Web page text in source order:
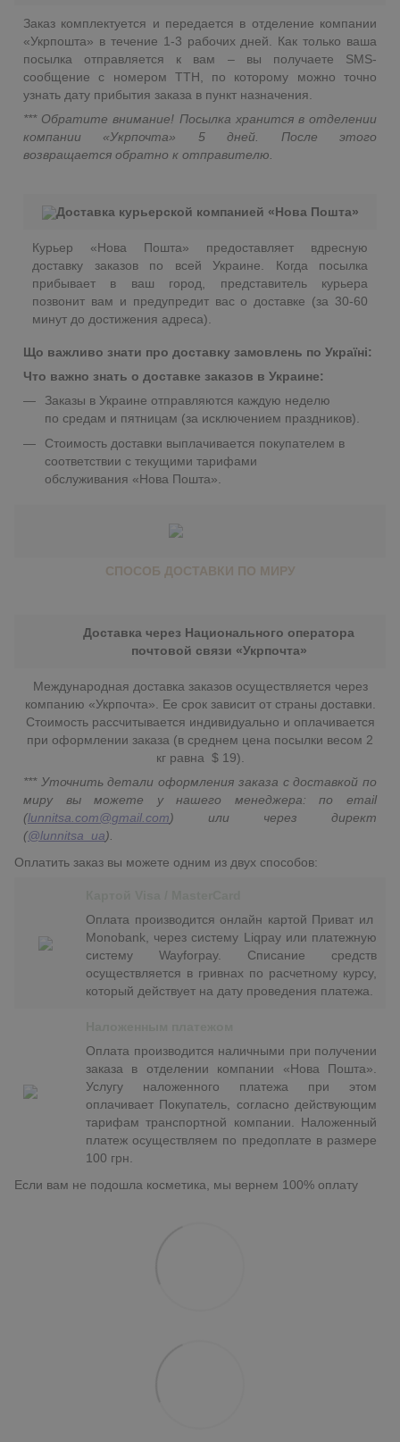
Заказ комплектуется и передается в отделение компании
«Укрпошта» в течение 1-3 рабочих дней. Как только ваша
посылка отправляется к вам – вы получаете SMS-
сообщение с номером ТТН, по которому можно точно
узнать дату прибытия заказа в пункт назначения.
*** Обратите внимание! Посылка хранится в отделении
компании «Укрпочта» 5 дней. После этого
возвращается обратно к отправителю.
Доставка курьерской компанией «Нова Пошта»
Курьер «Нова Пошта» предоставляет вдресную
доставку заказов по всей Украине. Когда посылка
прибывает в ваш город, представитель курьера
позвонит вам и предупредит вас о доставке (за 30-60
минут до достижения адреса).
Що важливо знати про доставку замовлень по Україні:
Что важно знать о доставке заказов в Украине:
Заказы в Украине отправляются каждую неделю
по средам и пятницам (за исключением праздников).
Стоимость доставки выплачивается покупателем в
соответствии с текущими тарифами
обслуживания «Нова Пошта».
СПОСОБ ДОСТАВКИ ПО МИРУ
Доставка через Национального оператора
почтовой связи «Укрпочта»
Международная доставка заказов осуществляется через
компанию «Укрпочта». Ее срок зависит от страны доставки.
Стоимость рассчитывается индивидуально и оплачивается
при оформлении заказа (в среднем цена посылки весом 2
кг равна $ 19).
*** Уточнить детали оформления заказа с доставкой по
миру вы можете у нашего менеджера: по email
(lunnitsa.com@gmail.com) или через директ
(@lunnitsa_ua).
Оплатить заказ вы можете одним из двух способов:
Оплата производится онлайн картой Приват ил
Monobank, через систему Liqpay или платежную
систему Wayforpay. Списание средств
осуществляется в гривнах по расчетному курсу,
который действует на дату проведения платежа.
Оплата производится наличными при получении
заказа в отделении компании «Нова Пошта».
Услугу наложенного платежа при этом
оплачивает Покупатель, согласно действующим
тарифам транспортной компании. Наложенный
платеж осуществляем по предоплате в размере
100 грн.
Если вам не подошла косметика, мы вернем 100% оплату